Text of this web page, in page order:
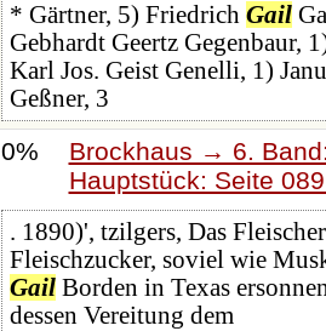
* Gärtner, 5) Friedrich Gail
Gebhardt Geertz Gegenbaur,
Karl Jos. Geist Genelli, 1)
Geßner, 3
0%
Brockhaus → 6.
Hauptstück: Seite
. 1890)', tzilgers, Das
Fleischzucker, soviel wie
GailBorden in Texas
dessen Vereitung dem